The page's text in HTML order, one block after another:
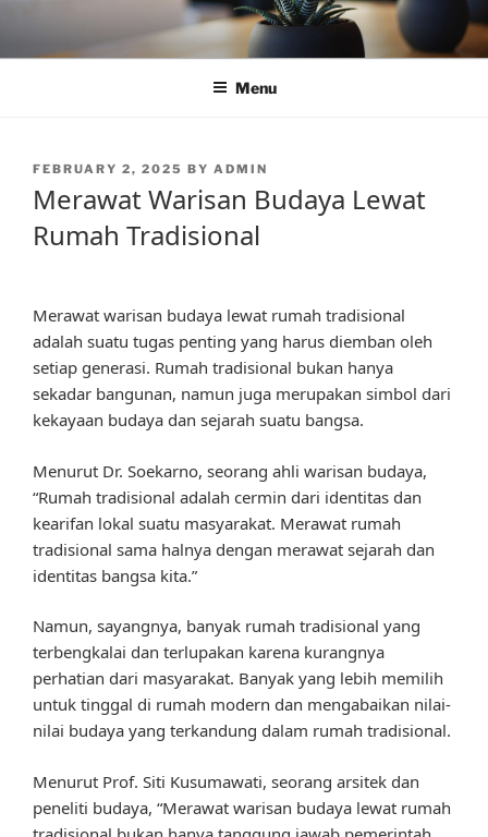
content
Menu
POSTED
FEBRUARY 2, 2025 BY ADMIN
Merawat Warisan Budaya Lewat
Rumah Tradisional
Merawat warisan budaya lewat rumah tradisional
adalah suatu tugas penting yang harus diemban oleh
setiap generasi. Rumah tradisional bukan hanya
sekadar bangunan, namun juga merupakan simbol dari
kekayaan budaya dan sejarah suatu bangsa.
Menurut Dr. Soekarno, seorang ahli warisan budaya,
“Rumah tradisional adalah cermin dari identitas dan
kearifan lokal suatu masyarakat. Merawat rumah
tradisional sama halnya dengan merawat sejarah dan
identitas bangsa kita.”
Namun, sayangnya, banyak rumah tradisional yang
terbengkalai dan terlupakan karena kurangnya
perhatian dari masyarakat. Banyak yang lebih memilih
untuk tinggal di rumah modern dan mengabaikan nilai-
nilai budaya yang terkandung dalam rumah tradisional.
Menurut Prof. Siti Kusumawati, seorang arsitek dan
peneliti budaya, “Merawat warisan budaya lewat rumah